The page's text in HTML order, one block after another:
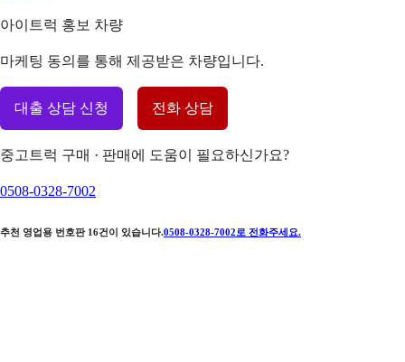
아이트럭 홍보 차량
마케팅 동의를 통해 제공받은 차량입니다.
대출 상담 신청 전화 상담
중고트럭 구매 · 판매에 도움이 필요하신가요?
0508-0328-7002
추천 영업용 번호판 16건이 있습니다.0508-0328-7002 로 전화주세요.